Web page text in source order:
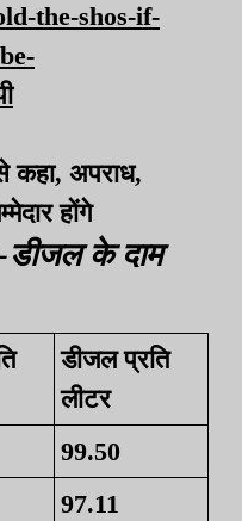
the-shos-if-
कहा, अपराध,
होंगे
डीजल के दाम
डीजल प्रति
लीटर
99.50
97.11